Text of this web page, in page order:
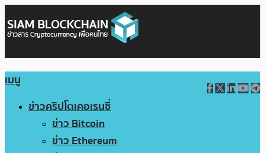
เมนู
ข่าวคริปโตเคอเรนซี่
ข่าว Bitcoin
ข่าว Ethereum